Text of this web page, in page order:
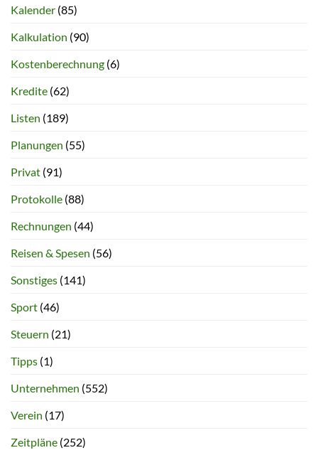
Kalender (85)
Kalkulation (90)
Kostenberechnung (6)
Kredite (62)
Listen (189)
Planungen (55)
Privat (91)
Protokolle (88)
Rechnungen (44)
Reisen & Spesen (56)
Sonstiges (141)
Sport (46)
Steuern (21)
Tipps (1)
Unternehmen (552)
Verein (17)
Zeitpläne (252)